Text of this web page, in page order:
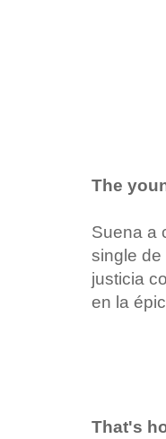
The
Suena a
single de
justicia
en la
That's